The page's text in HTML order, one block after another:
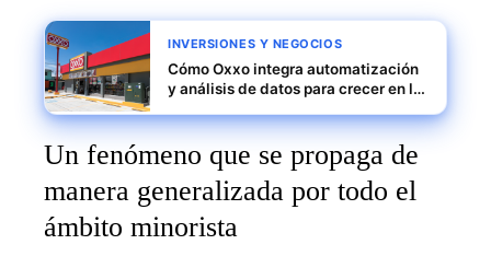
INVERSIONES Y NEGOCIOS
Cómo Oxxo integra automatización
y análisis de datos para crecer en la
Un fenómeno que se propaga de
manera generalizada por todo el
ámbito minorista